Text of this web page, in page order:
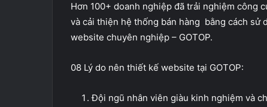
Hơn 100+ doanh nghiệp đã trải nghiệm công
và cải thiện hệ thống bán hàng bằng cách sử
website chuyên nghiệp – GOTOP.
08 Lý do nên thiết kế website tại GOTOP:
Đội ngũ nhân viên giàu kinh nghiệm và